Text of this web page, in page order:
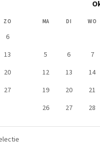
ZO
6
13
20
27
MA DI WO
5
6 7
12
13 14
19
20 21
26
27 28